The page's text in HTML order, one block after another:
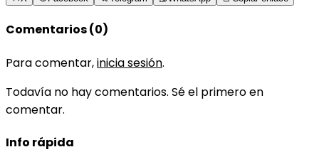
Comentarios (0)
Para comentar,inicia sesión.
Todavía no hay comentarios. Sé el primero en
comentar.
Info rápida